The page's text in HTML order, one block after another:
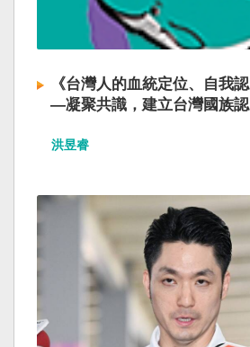
《台灣人的血統定位、自我
—凝聚共識，建立台灣國族認
洪昱睿